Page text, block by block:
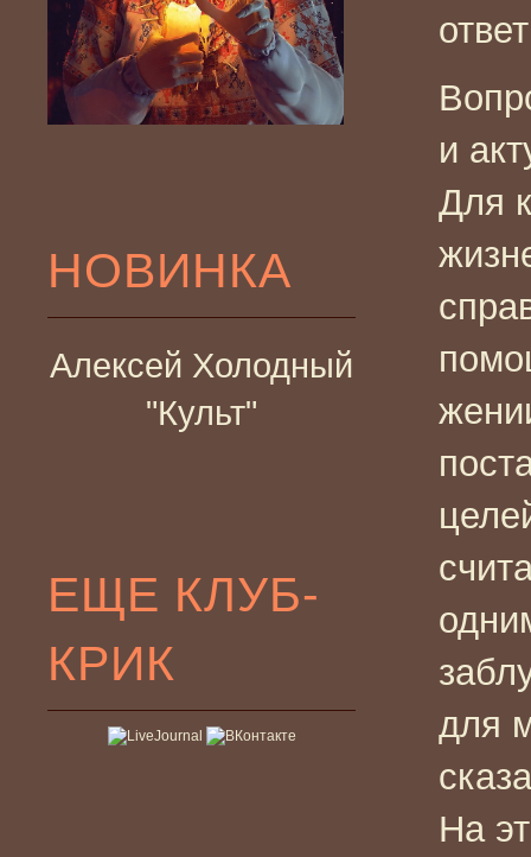
НОВИНКА
Алексей Холодный
"Культ"
ЕЩЕ КЛУБ-
КРИК
и
Для
для
На